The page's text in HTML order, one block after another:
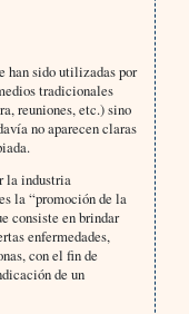
han sido utilizadas por
tradicionales
reuniones, etc.) sino
no aparecen claras
la industria
la “promoción de la
consiste en brindar
enfermedades,
con el fin de
de un